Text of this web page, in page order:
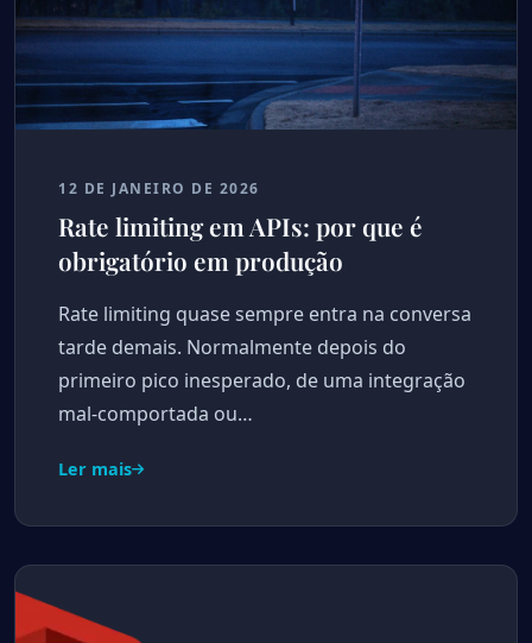
12 DE JANEIRO DE 2026
Rate limiting em APIs: por que é
obrigatório em produção
Rate limiting quase sempre entra na conversa
tarde demais. Normalmente depois do
primeiro pico inesperado, de uma integração
mal-comportada ou…
Ler mais